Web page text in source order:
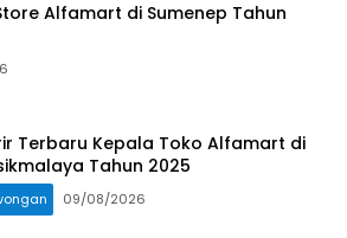
Alfamart di Sumenep Tahun
Terbaru Kepala Toko Alfamart di
Tahun 2025
09/08/2026